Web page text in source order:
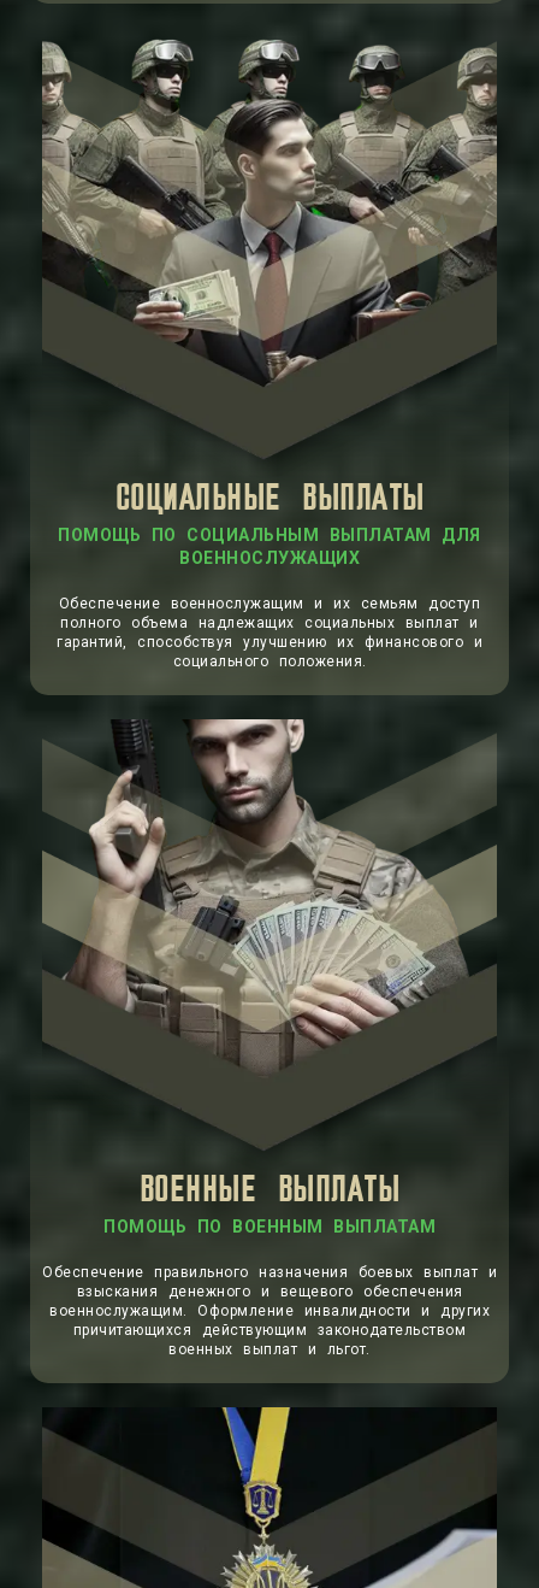
СОЦИАЛЬНЫЕ ВЫПЛАТЫ
ПОМОЩЬ ПО СОЦИАЛЬНЫМ ВЫПЛАТАМ ДЛЯ
ВОЕННОСЛУЖАЩИХ
Обеспечение военнослужащим и их семьям доступ
полного объема надлежащих социальных выплат и
гарантий, способствуя улучшению их финансового и
социального положения.
ВОЕННЫЕ ВЫПЛАТЫ
ПОМОЩЬ ПО ВОЕННЫМ ВЫПЛАТАМ
Обеспечение правильного назначения боевых выплат и
взыскания денежного и вещевого обеспечения
военнослужащим. Оформление инвалидности и других
причитающихся действующим законодательством
военных выплат и льгот.